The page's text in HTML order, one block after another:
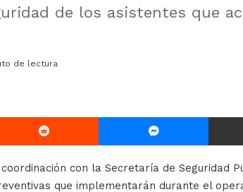
de los asistentes que
de lectura
Reddit
con la Secretaría de Seguridad
que implementarán durante el